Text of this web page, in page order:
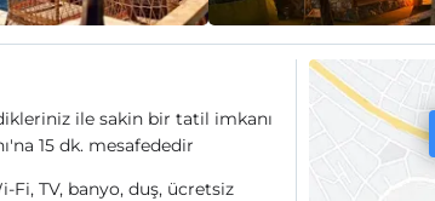
ile sakin bir tatil imkanı
15 dk. mesafededir
TV, banyo, duş, ücretsiz